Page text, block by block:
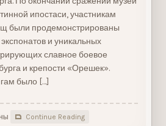
ипостаси, участникам
были продемонстрированы
и уникальных
славное боевое
и крепости «Орешек».
было […]
Continue Reading